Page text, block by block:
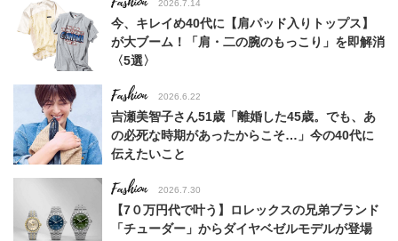
2026.7.14
今、キレイめ40代に【肩パッド入りトップス】
が大ブーム！「肩・二の腕のもっこり」を即解消
〈5選〉
Fashion 2026.6.22
吉瀬美智子さん51歳「離婚した45歳。でも、あ
の必死な時期があったからこそ…」今の40代に
伝えたいこと
Fashion 2026.7.30
【7０万円代で叶う】ロレックスの兄弟ブランド
「チューダー」からダイヤベゼルモデルが登場